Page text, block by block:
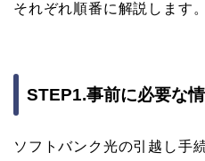
それぞれ順番に解説します。
STEP1.事前に必要な
ソフトバンク光の引越し手